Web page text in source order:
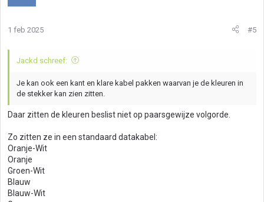
1 feb 2025 #5
Jackd schreef:
Je kan ook een kant en klare kabel pakken waarvan je de kleuren in
de stekker kan zien zitten.
Daar zitten de kleuren beslist niet op paarsgewijze volgorde.
Zo zitten ze in een standaard datakabel:
Oranje-Wit
Oranje
Groen-Wit
Blauw
Blauw-Wit